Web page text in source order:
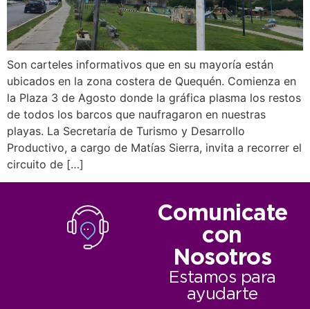
Son carteles informativos que en su mayoría están
ubicados en la zona costera de Quequén. Comienza en
la Plaza 3 de Agosto donde la gráfica plasma los restos
de todos los barcos que naufragaron en nuestras
playas. La Secretaría de Turismo y Desarrollo
Productivo, a cargo de Matías Sierra, invita a recorrer el
circuito de […]
Comunicate
con
Nosotros
Estamos para
ayudarte